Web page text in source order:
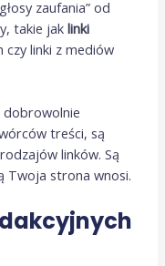
zaufania” od
takie jaklinki
czy linki z mediów
dobrowolnie
treści, są
linków. Są
Twoja strona wnosi.